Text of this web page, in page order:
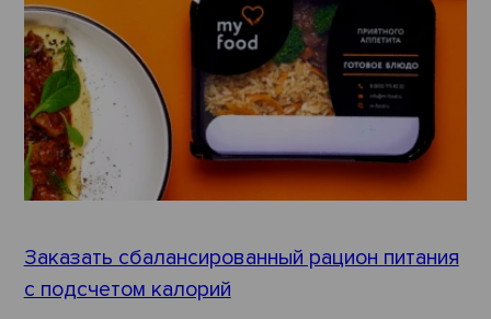
Заказать сбалансированный рацион питания
с подсчетом калорий